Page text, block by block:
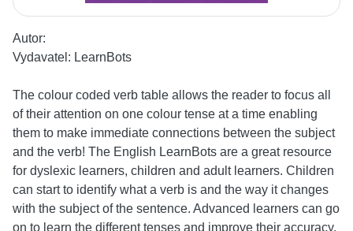
Autor:
Vydavatel: LearnBots
The colour coded verb table allows the reader to focus all
of their attention on one colour tense at a time enabling
them to make immediate connections between the subject
and the verb! The English LearnBots are a great resource
for dyslexic learners, children and adult learners. Children
can start to identify what a verb is and the way it changes
with the subject of the sentence. Advanced learners can go
on to learn the different tenses and improve their accuracy.